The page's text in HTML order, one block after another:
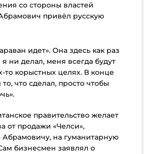
со стороны властей
привёл русскую
идет». Она здесь как раз
я ни делал, меня всегда будут
то корыстных целях. В конце
что сделал, просто чтобы
правительство желает
от продажи «Челси»,
на гуманитарную
бизнесмен заявлял о